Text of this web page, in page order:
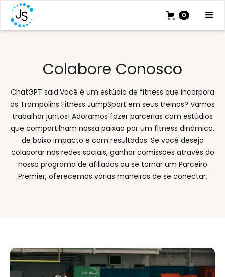
0
Colabore Conosco
ChatGPT said:Você é um estúdio de fitness que incorpora
os Trampolins Fitness JumpSport em seus treinos? Vamos
trabalhar juntos! Adoramos fazer parcerias com estúdios
que compartilham nossa paixão por um fitness dinâmico,
de baixo impacto e com resultados. Se você deseja
colaborar nas redes sociais, ganhar comissões através do
nosso programa de afiliados ou se tornar um Parceiro
Premier, oferecemos várias maneiras de se conectar.